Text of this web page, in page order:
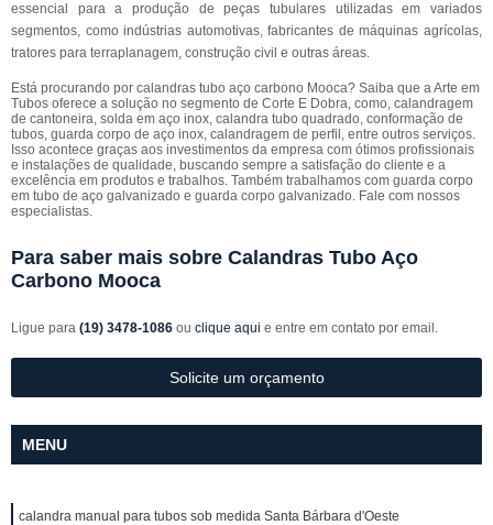
essencial para a produção de peças tubulares utilizadas em variados
segmentos, como indústrias automotivas, fabricantes de máquinas agrícolas,
tratores para terraplanagem, construção civil e outras áreas.
Está procurando por calandras tubo aço carbono Mooca? Saiba que a Arte em
Tubos oferece a solução no segmento de Corte E Dobra, como, calandragem
de cantoneira, solda em aço inox, calandra tubo quadrado, conformação de
tubos, guarda corpo de aço inox, calandragem de perfil, entre outros serviços.
Isso acontece graças aos investimentos da empresa com ótimos profissionais
e instalações de qualidade, buscando sempre a satisfação do cliente e a
excelência em produtos e trabalhos. Também trabalhamos com guarda corpo
em tubo de aço galvanizado e guarda corpo galvanizado. Fale com nossos
especialistas.
Para saber mais sobre Calandras Tubo Aço
Carbono Mooca
Ligue para (19) 3478-1086 ou clique aqui e entre em contato por email.
Solicite um orçamento
MENU
calandra manual para tubos sob medida Santa Bárbara d'Oeste